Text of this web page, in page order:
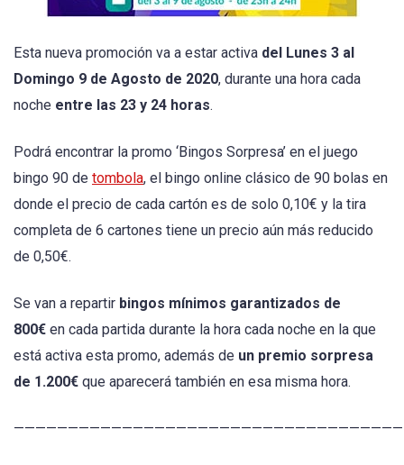
Esta nueva promoción va a estar activa del Lunes 3 al
Domingo 9 de Agosto de 2020, durante una hora cada
noche entre las 23 y 24 horas.
Podrá encontrar la promo ‘Bingos Sorpresa’ en el juego
bingo 90 de tombola, el bingo online clásico de 90 bolas en
donde el precio de cada cartón es de solo 0,10€ y la tira
completa de 6 cartones tiene un precio aún más reducido
de 0,50€.
Se van a repartir bingos mínimos garantizados de
800€ en cada partida durante la hora cada noche en la que
está activa esta promo, además de un premio sorpresa
de 1.200€ que aparecerá también en esa misma hora.